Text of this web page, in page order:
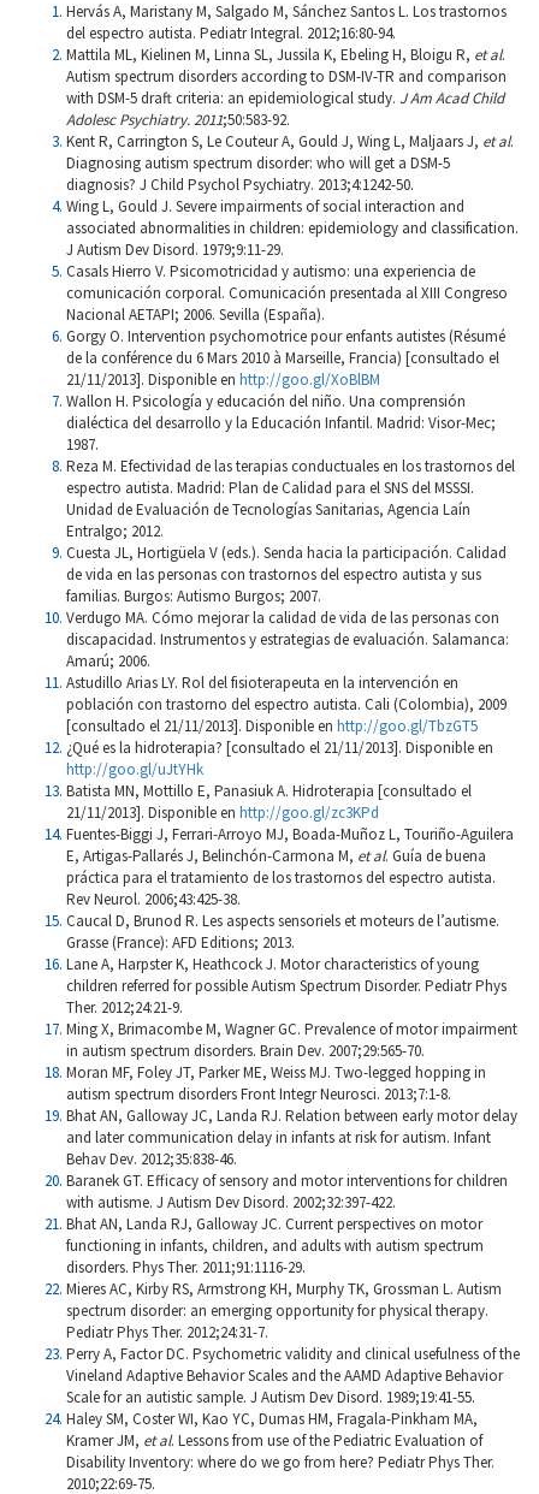
Hervás A, Maristany M, Salgado M, Sánchez Santos L. Los trastornos
del espectro autista. Pediatr Integral. 2012;16:80-94.
Mattila ML, Kielinen M, Linna SL, Jussila K, Ebeling H, Bloigu R, et al.
Autism spectrum disorders according to DSM-IV-TR and comparison
with DSM-5 draft criteria: an epidemiological study. J Am Acad Child
Adolesc Psychiatry. 2011;50:583-92.
Kent R, Carrington S, Le Couteur A, Gould J, Wing L, Maljaars J, et al.
Diagnosing autism spectrum disorder: who will get a DSM-5
diagnosis? J Child Psychol Psychiatry. 2013;4:1242-50.
Wing L, Gould J. Severe impairments of social interaction and
associated abnormalities in children: epidemiology and classification.
J Autism Dev Disord. 1979;9:11-29.
Casals Hierro V. Psicomotricidad y autismo: una experiencia de
comunicación corporal. Comunicación presentada al XIII Congreso
Nacional AETAPI; 2006. Sevilla (España).
Gorgy O. Intervention psychomotrice pour enfants autistes (Résumé
de la conférence du 6 Mars 2010 à Marseille, Francia) [consultado el
21/11/2013]. Disponible en http://goo.gl/XoBlBM
Wallon H. Psicología y educación del niño. Una comprensión
dialéctica del desarrollo y la Educación Infantil. Madrid: Visor-Mec;
1987.
Reza M. Efectividad de las terapias conductuales en los trastornos del
espectro autista. Madrid: Plan de Calidad para el SNS del MSSSI.
Unidad de Evaluación de Tecnologías Sanitarias, Agencia Laín
Entralgo; 2012.
Cuesta JL, Hortigüela V (eds.). Senda hacia la participación. Calidad
de vida en las personas con trastornos del espectro autista y sus
familias. Burgos: Autismo Burgos; 2007.
Verdugo MA. Cómo mejorar la calidad de vida de las personas con
discapacidad. Instrumentos y estrategias de evaluación. Salamanca:
Amarú; 2006.
Astudillo Arias LY. Rol del fisioterapeuta en la intervención en
población con trastorno del espectro autista. Cali (Colombia), 2009
[consultado el 21/11/2013]. Disponible en http://goo.gl/TbzGT5
¿Qué es la hidroterapia? [consultado el 21/11/2013]. Disponible en
http://goo.gl/uJtYHk
Batista MN, Mottillo E, Panasiuk A. Hidroterapia [consultado el
21/11/2013]. Disponible en http://goo.gl/zc3KPd
Fuentes-Biggi J, Ferrari-Arroyo MJ, Boada-Muñoz L, Touriño-Aguilera
E, Artigas-Pallarés J, Belinchón-Carmona M, et al. Guía de buena
práctica para el tratamiento de los trastornos del espectro autista.
Rev Neurol. 2006;43:425-38.
Caucal D, Brunod R. Les aspects sensoriels et moteurs de l’autisme.
Grasse (France): AFD Editions; 2013.
Lane A, Harpster K, Heathcock J. Motor characteristics of young
children referred for possible Autism Spectrum Disorder. Pediatr Phys
Ther. 2012;24:21-9.
Ming X, Brimacombe M, Wagner GC. Prevalence of motor impairment
in autism spectrum disorders. Brain Dev. 2007;29:565-70.
Moran MF, Foley JT, Parker ME, Weiss MJ. Two-legged hopping in
autism spectrum disorders Front Integr Neurosci. 2013;7:1-8.
Bhat AN, Galloway JC, Landa RJ. Relation between early motor delay
and later communication delay in infants at risk for autism. Infant
Behav Dev. 2012;35:838-46.
Baranek GT. Efficacy of sensory and motor interventions for children
with autisme. J Autism Dev Disord. 2002;32:397-422.
Bhat AN, Landa RJ, Galloway JC. Current perspectives on motor
functioning in infants, children, and adults with autism spectrum
disorders. Phys Ther. 2011;91:1116-29.
Mieres AC, Kirby RS, Armstrong KH, Murphy TK, Grossman L. Autism
spectrum disorder: an emerging opportunity for physical therapy.
Pediatr Phys Ther. 2012;24:31-7.
Perry A, Factor DC. Psychometric validity and clinical usefulness of the
Vineland Adaptive Behavior Scales and the AAMD Adaptive Behavior
Scale for an autistic sample. J Autism Dev Disord. 1989;19:41-55.
Haley SM, Coster WI, Kao YC, Dumas HM, Fragala-Pinkham MA,
Kramer JM, et al. Lessons from use of the Pediatric Evaluation of
Disability Inventory: where do we go from here? Pediatr Phys Ther.
2010;22:69-75.